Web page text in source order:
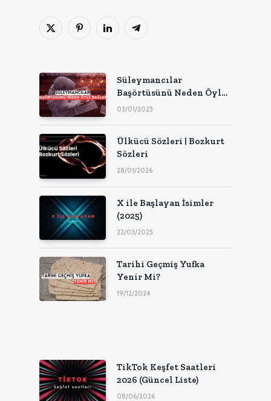
X
Pinterest'inLinkedInTelgraf
Süleymancılar
Başörtüsünü Neden Öyle
Bağlar?
03/01/2025
Ülkücü Sözleri | Bozkurt
Sözleri
28/01/2026
X ile Başlayan İsimler
(2025)
22/03/2025
Tarihi Geçmiş Yufka
Yenir Mi?
19/12/2024
TikTok Keşfet Saatleri
2026 (Güncel Liste)
08/06/2026